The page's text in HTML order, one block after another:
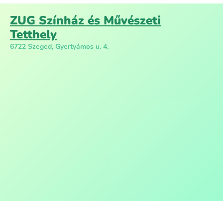
ZUG Színház és Művészeti
Tetthely
6722 Szeged, Gyertyámos u. 4.